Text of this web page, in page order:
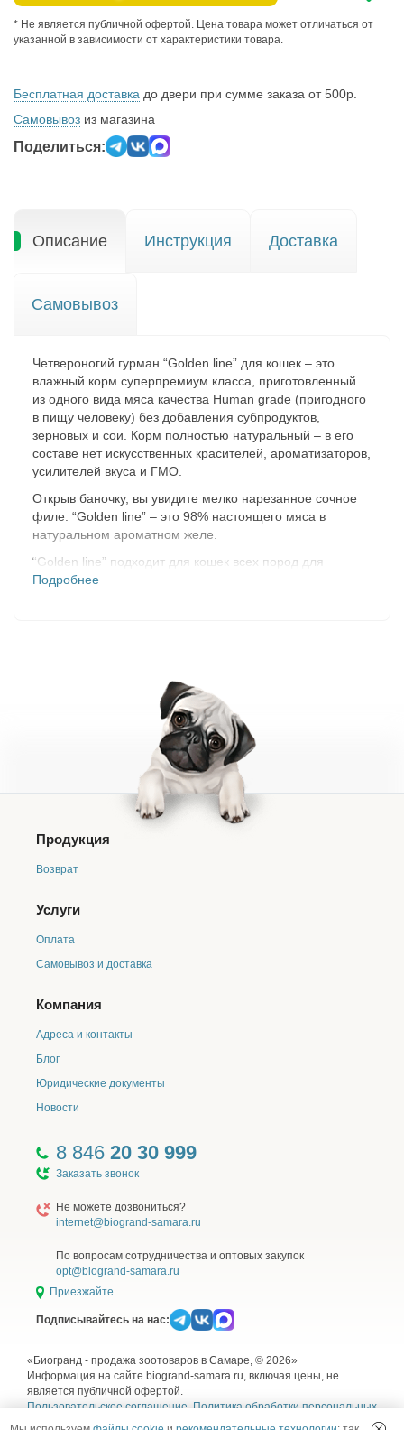
* Не является публичной офертой. Цена товара может отличаться от
указанной в зависимости от характеристики товара.
Бесплатная доставка до двери при сумме заказа от 500р.
Самовывоз из магазина
Поделиться:
Описание Инструкция Доставка
Самовывоз
Четвероногий гурман “Golden line” для кошек – это
влажный корм суперпремиум класса, приготовленный
из одного вида мяса качества Human grade (пригодного
в пищу человеку) без добавления субпродуктов,
зерновых и сои. Корм полностью натуральный – в его
составе нет искусственных красителей, ароматизаторов,
усилителей вкуса и ГМО.
Открыв баночку, вы увидите мелко нарезанное сочное
филе. “Golden line” – это 98% настоящего мяса в
натуральном ароматном желе.
“Golden line” подходит для кошек всех пород для
ежедневного кормления или как дополнение к
Подробнее
Продукция
Возврат
Услуги
Оплата
Самовывоз и доставка
Компания
Адреса и контакты
Блог
Юридические документы
Новости
8 846 20 30 999
Заказать звонок
Не можете дозвониться?
internet@biogrand-samara.ru
По вопросам сотрудничества и оптовых закупок
opt@biogrand-samara.ru
Приезжайте
Подписывайтесь на нас:
«Биогранд - продажа зоотоваров в Самаре, © 2026»
Информация на сайте biogrand-samara.ru, включая цены, не
является публичной офертой.
Пользовательское соглашение,Политика обработки персональных
Согласие на обработку персональных данных